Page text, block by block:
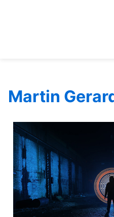
Martin